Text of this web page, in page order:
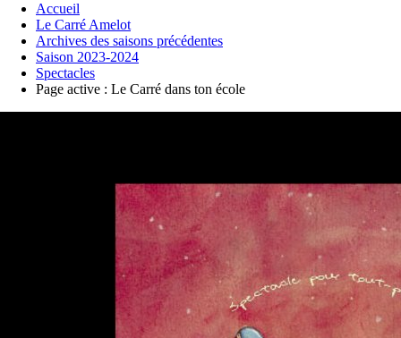
Accueil
Le Carré Amelot
Archives des saisons précédentes
Saison 2023-2024
Spectacles
Page active : Le Carré dans ton école